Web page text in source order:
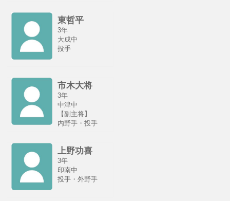
東哲平
3年
大成中
投手
市木大将
3年
中津中
【副主将】
内野手・投手
上野功喜
3年
印南中
投手・外野手